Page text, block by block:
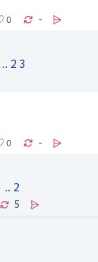
-
.. 23
-
.. 2
5